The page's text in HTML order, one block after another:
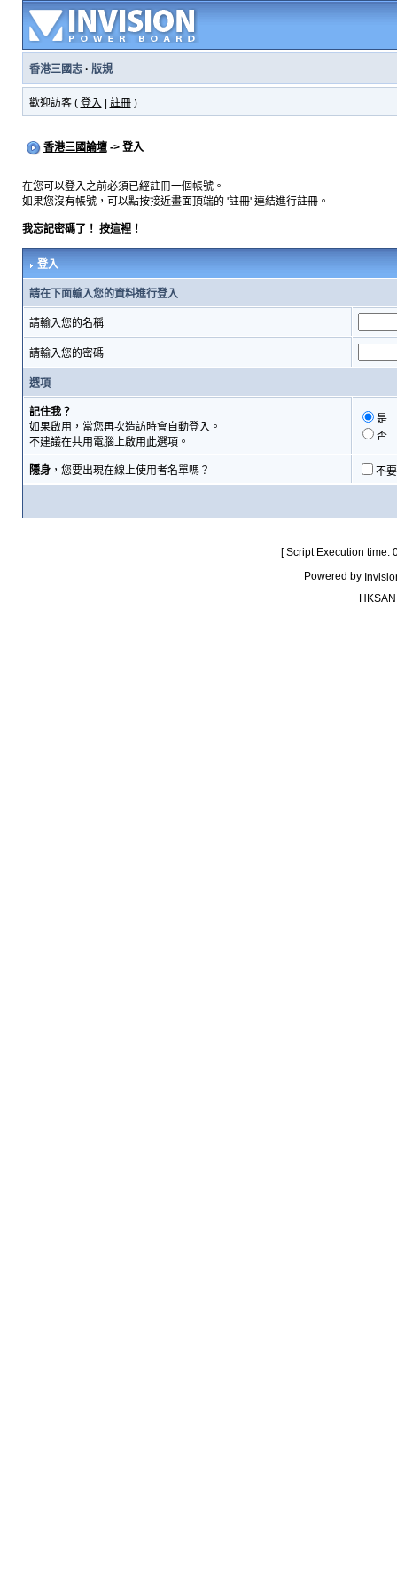
香港三國志· 版規
歡迎訪客 ( 登入 註冊)
香港三國論壇-> 登入
在您可以登入之前必須已經註冊一個帳號。
如果您沒有帳號，可以點按接近畫面頂端的 '註冊' 連結進行註冊。
我忘記密碼了！ 按這裡！
登入
請在下面輸入您的資料進行登入
請輸入您的名稱
請輸入您的密碼
選項
記住我？
如果啟用，當您再次造訪時會自動登入。
不建議在共用電腦上啟用此選項。
是
否
隱身，您要出現在線上使用者名單嗎？ 不
[ Script Execution
Powered by